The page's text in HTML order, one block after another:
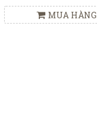
MUA HÀNG